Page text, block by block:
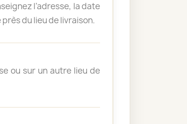
l’adresse, la date
du lieu de livraison.
ou sur un autre lieu de